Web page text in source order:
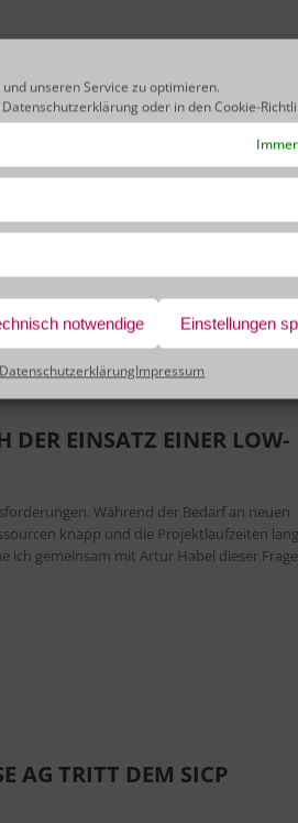
unseren Service zu optimieren.
Datenschutzerklärung oder in denCookie-
notwendige Einstellungen
DatenschutzerklärungImpressum
TRANSFORMATION IN
Zeit umsetzen? Ein Kunde wagte den
– und erreichte sein Ziel in nur 3 Monaten
Erfolg möglich machten.
DER EINSATZ EINER LOW-
Während der Bedarf an neuen
knapp und die Projektlaufzeiten
ich gemeinsam mit Artur Habel dieser
AG TRITT DEM SICP